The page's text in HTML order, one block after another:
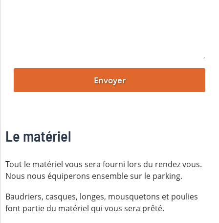
Le matériel
Tout le matériel vous sera fourni lors du rendez vous.
Nous nous équiperons ensemble sur le parking.
Baudriers, casques, longes, mousquetons et poulies
font partie du matériel qui vous sera prêté.